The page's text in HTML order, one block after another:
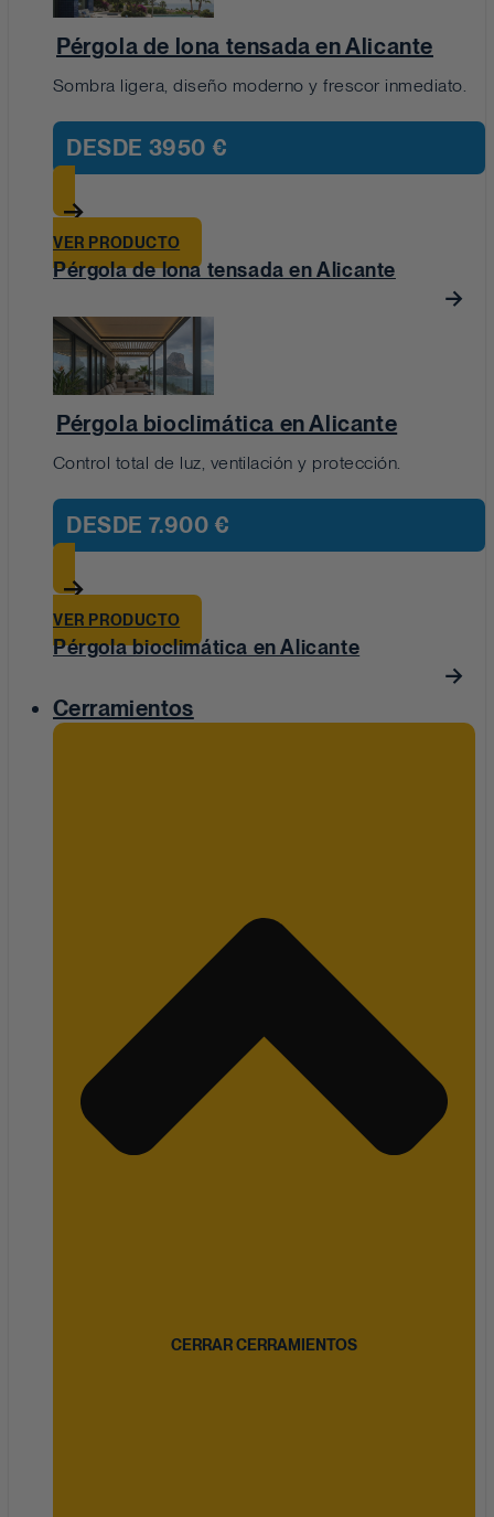
Pérgola de lona tensada en Alicante
Sombra ligera, diseño moderno y frescor inmediato.
DESDE 3950 €
VER PRODUCTO
Pérgola de lona tensada en Alicante
Pérgola bioclimática en Alicante
Control total de luz, ventilación y protección.
DESDE 7.900 €
VER PRODUCTO
Pérgola bioclimática en Alicante
Cerramientos
CERRAR CERRAMIENTOS